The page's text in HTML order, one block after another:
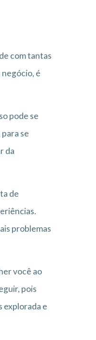
com tantas
é
pode se
se
da
de
problemas
você ao
pois
explorada e